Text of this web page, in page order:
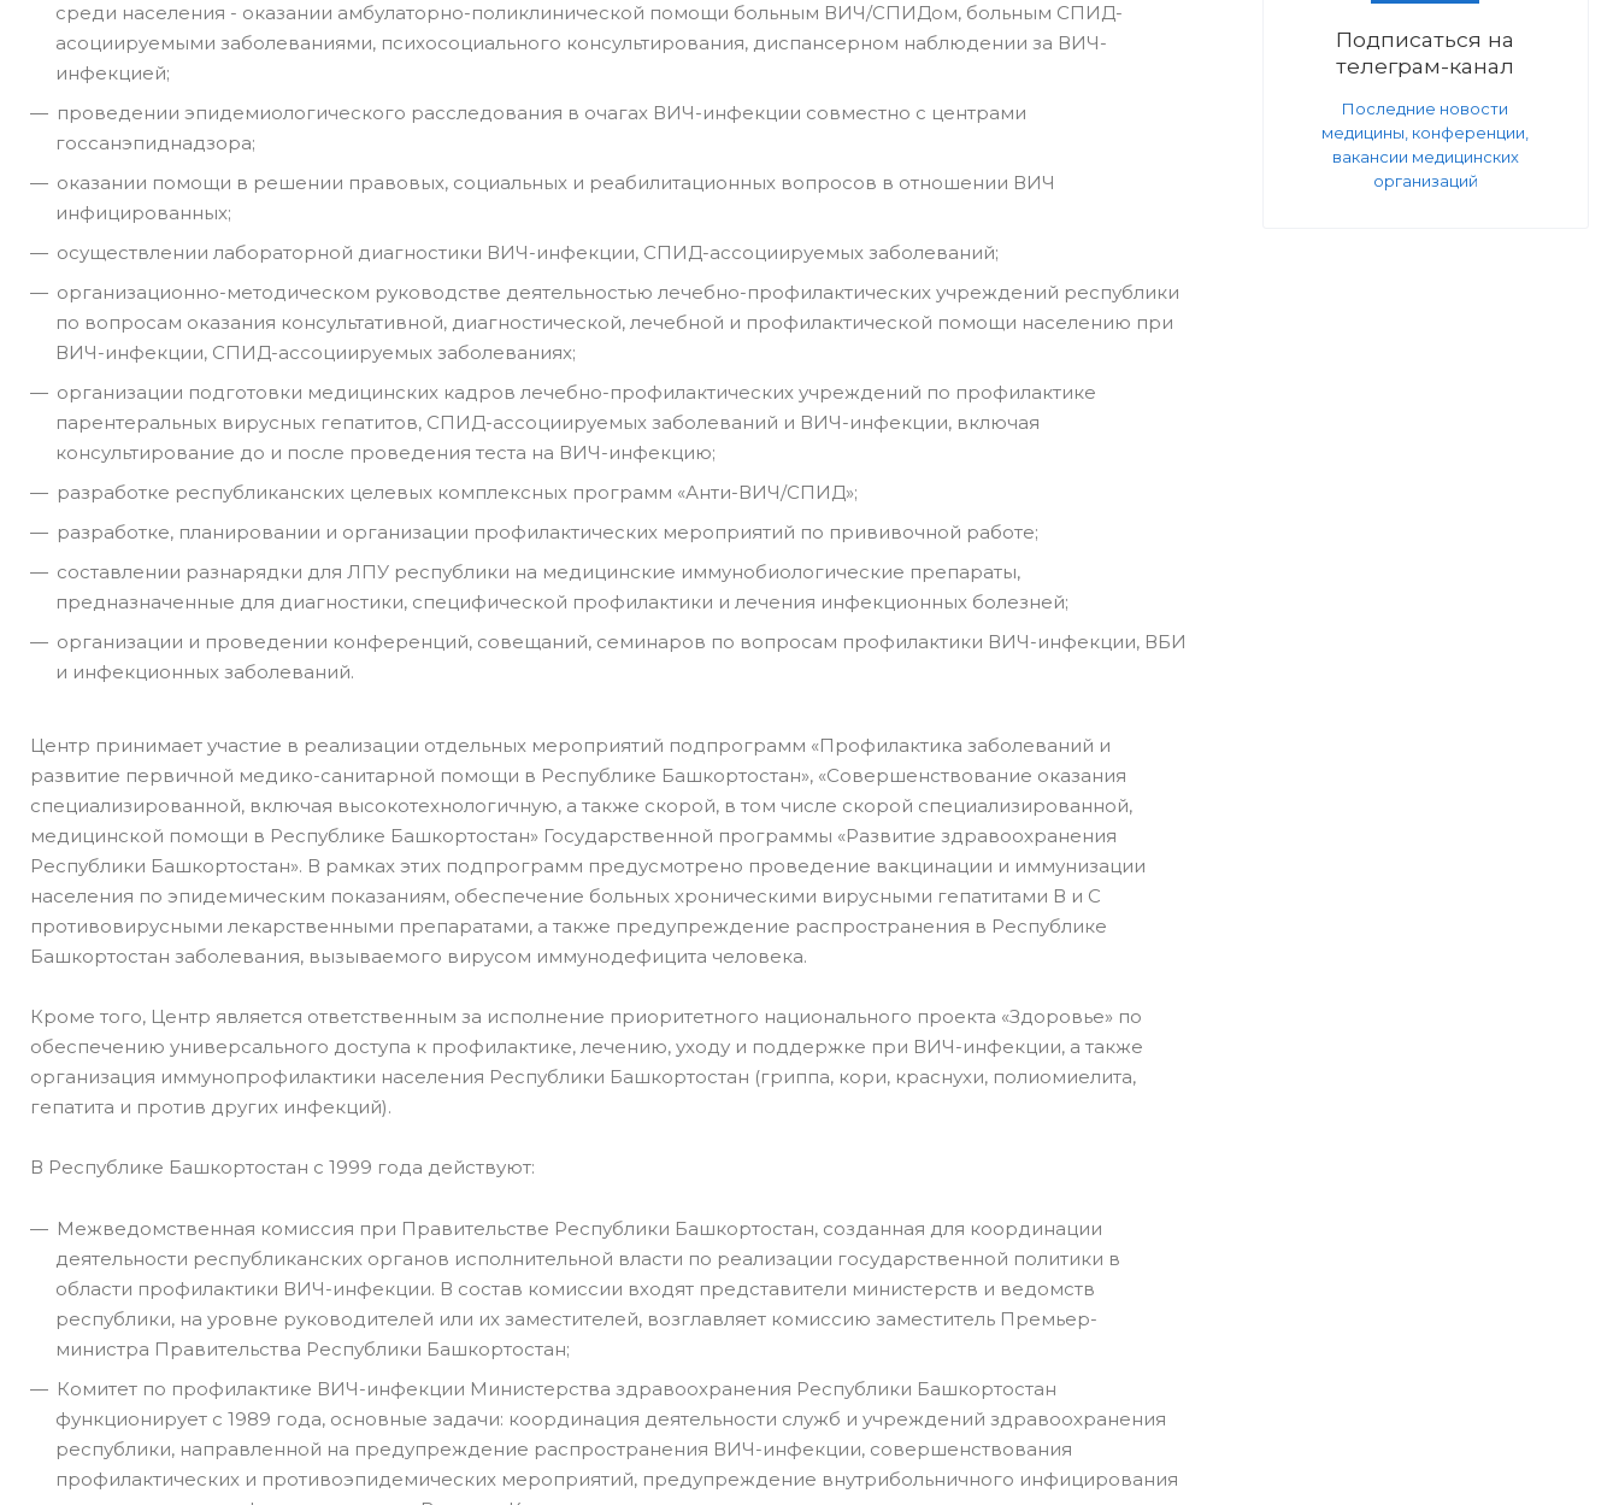
среди населения - оказании амбулаторно-поликлинической помощи больным ВИЧ/СПИДом, больным СПИД-
асоциируемыми заболеваниями, психосоциального консультирования, диспансерном наблюдении за ВИЧ-
инфекцией;
проведении эпидемиологического расследования в очагах ВИЧ-инфекции совместно с центрами
госсанэпиднадзора;
оказании помощи в решении правовых, социальных и реабилитационных вопросов в отношении ВИЧ
инфицированных;
осуществлении лабораторной диагностики ВИЧ-инфекции, СПИД-ассоциируемых заболеваний;
организационно-методическом руководстве деятельностью лечебно-профилактических учреждений республики
по вопросам оказания консультативной, диагностической, лечебной и профилактической помощи населению при
ВИЧ-инфекции, СПИД-ассоциируемых заболеваниях;
организации подготовки медицинских кадров лечебно-профилактических учреждений по профилактике
парентеральных вирусных гепатитов, СПИД-ассоциируемых заболеваний и ВИЧ-инфекции, включая
консультирование до и после проведения теста на ВИЧ-инфекцию;
разработке республиканских целевых комплексных программ «Анти-ВИЧ/СПИД»;
разработке, планировании и организации профилактических мероприятий по прививочной работе;
составлении разнарядки для ЛПУ республики на медицинские иммунобиологические препараты,
предназначенные для диагностики, специфической профилактики и лечения инфекционных болезней;
организации и проведении конференций, совещаний, семинаров по вопросам профилактики ВИЧ-инфекции, ВБИ
и инфекционных заболеваний.
Центр принимает участие в реализации отдельных мероприятий подпрограмм «Профилактика заболеваний и
развитие первичной медико-санитарной помощи в Республике Башкортостан», «Совершенствование оказания
специализированной, включая высокотехнологичную, а также скорой, в том числе скорой специализированной,
медицинской помощи в Республике Башкортостан» Государственной программы «Развитие здравоохранения
Республики Башкортостан». В рамках этих подпрограмм предусмотрено проведение вакцинации и иммунизации
населения по эпидемическим показаниям, обеспечение больных хроническими вирусными гепатитами В и С
противовирусными лекарственными препаратами, а также предупреждение распространения в Республике
Башкортостан заболевания, вызываемого вирусом иммунодефицита человека.
Кроме того, Центр является ответственным за исполнение приоритетного национального проекта «Здоровье» по
обеспечению универсального доступа к профилактике, лечению, уходу и поддержке при ВИЧ-инфекции, а также
организация иммунопрофилактики населения Республики Башкортостан (гриппа, кори, краснухи, полиомиелита,
гепатита и против других инфекций).
В Республике Башкортостан с 1999 года действуют:
Межведомственная комиссия при Правительстве Республики Башкортостан, созданная для координации
деятельности республиканских органов исполнительной власти по реализации государственной политики в
области профилактики ВИЧ-инфекции. В состав комиссии входят представители министерств и ведомств
республики, на уровне руководителей или их заместителей, возглавляет комиссию заместитель Премьер-
министра Правительства Республики Башкортостан;
Комитет по профилактике ВИЧ-инфекции Министерства здравоохранения Республики Башкортостан
функционирует с 1989 года, основные задачи: координация деятельности служб и учреждений здравоохранения
республики, направленной на предупреждение распространения ВИЧ-инфекции, совершенствования
профилактических и противоэпидемических мероприятий, предупреждение внутрибольничного инфицирования
Подписаться на
телеграм-канал
Последние новости
медицины, конференции,
вакансии медицинских
организаций